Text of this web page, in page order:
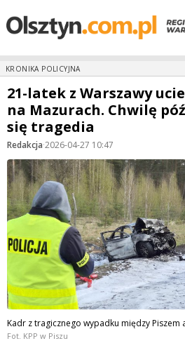
KRONIKA POLICYJNA
21-latek z Warszawy
na Mazurach. Chwilę
się tragedia
Redakcja·2026-04-27 10:47
Kadr z tragicznego wypadku między Piszem
Fot. KPP w Piszu